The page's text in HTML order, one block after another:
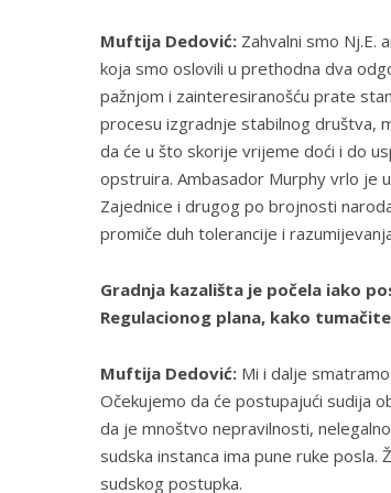
Muftija Dedović:Zahvalni smo Nj.E.
koja smo oslovili u prethodna dva
pažnjom i zainteresiranošću prate
procesu izgradnje stabilnog društva,
da će u što skorije vrijeme doći i do
opstruira. Ambasador Murphy vrlo je
Zajednice i drugog po brojnosti
promiče duh tolerancije i
Gradnja kazališta je počela iako
Regulacionog plana, kako
Muftija Dedović:Mi i dalje smatramo
Očekujemo da će postupajući sudija
da je mnoštvo nepravilnosti,
sudska instanca ima pune ruke
sudskog postupka.